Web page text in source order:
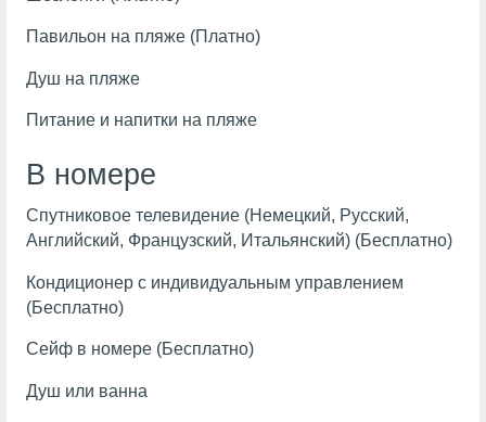
Павильон на пляже (Платно)
Душ на пляже
Питание и напитки на пляже
В номере
Спутниковое телевидение (Немецкий, Русский,
Английский, Французский, Итальянский) (Бесплатно)
Кондиционер с индивидуальным управлением
(Бесплатно)
Сейф в номере (Бесплатно)
Душ или ванна